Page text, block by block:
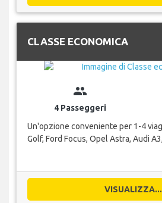
CLASSE ECONOMICA
group
4 Passeggeri
Un'opzione conveniente per 1-4
Golf, Ford Focus, Opel Astra, Audi
VISUALIZZA...